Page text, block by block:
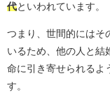
代といわれています。
つまり、世間的にはそ
いるため、他の人と結
命に引き寄せられるよ
す。